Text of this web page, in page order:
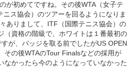
が初めてですね。その後WTA（女子テ
ニス協会）のツアーを回るようになりま
ありまして、ITF（国際テニス協会）の
（資格の階級で、ホワイトは１番最初の
が、バッジを取る前でしたがUS OPEN
その後WTAのTour Finalsなどの採用が
なかったら今のようになっていなかった